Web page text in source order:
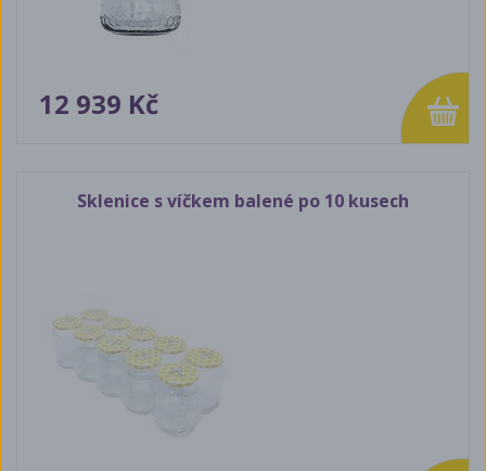
12 939 Kč
Sklenice s víčkem balené po 10 kusech